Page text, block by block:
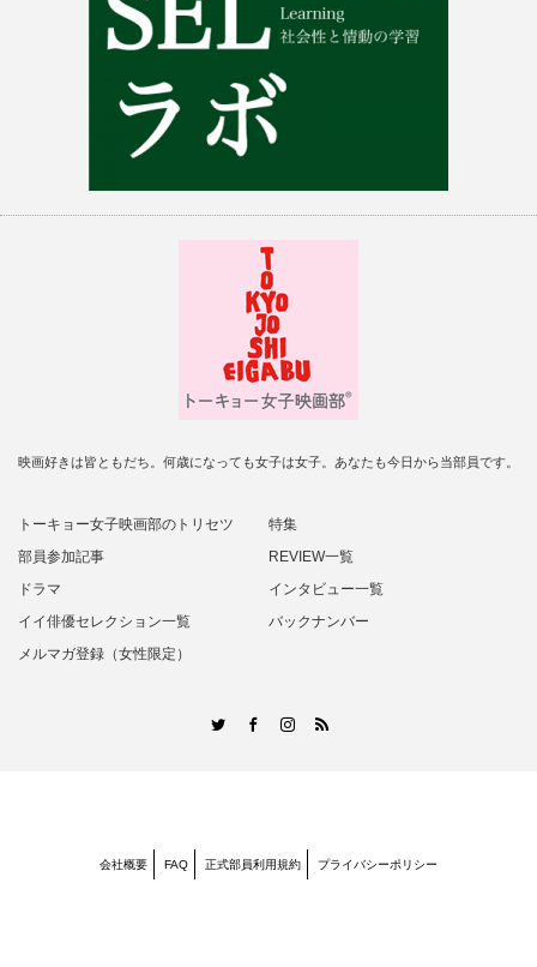
映画好きは皆ともだち。何歳になっても女子は女子。あなたも今日から当部員です。
トーキョー女子映画部のトリセツ
特集
部員参加記事
REVIEW一覧
ドラマ
インタビュー一覧
イイ俳優セレクション一覧
バックナンバー
メルマガ登録（女性限定）
TwitterFacebookInstagram
RSS
会社概要 FAQ 正式部員利用規約 プライバシーポリシー